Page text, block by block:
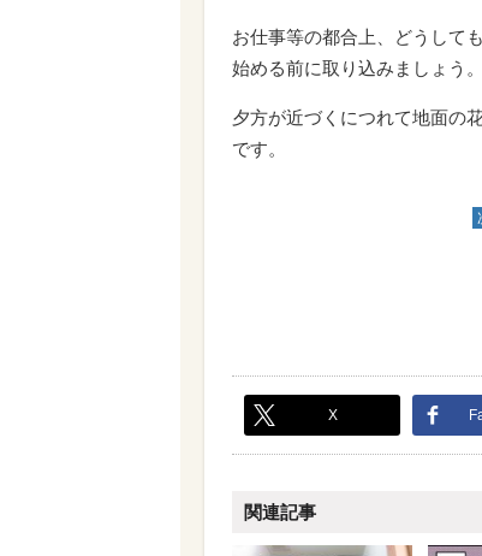
お仕事等の都合上、どうして
始める前に取り込みましょう。
夕方が近づくにつれて地面の
です。
X
関連記事